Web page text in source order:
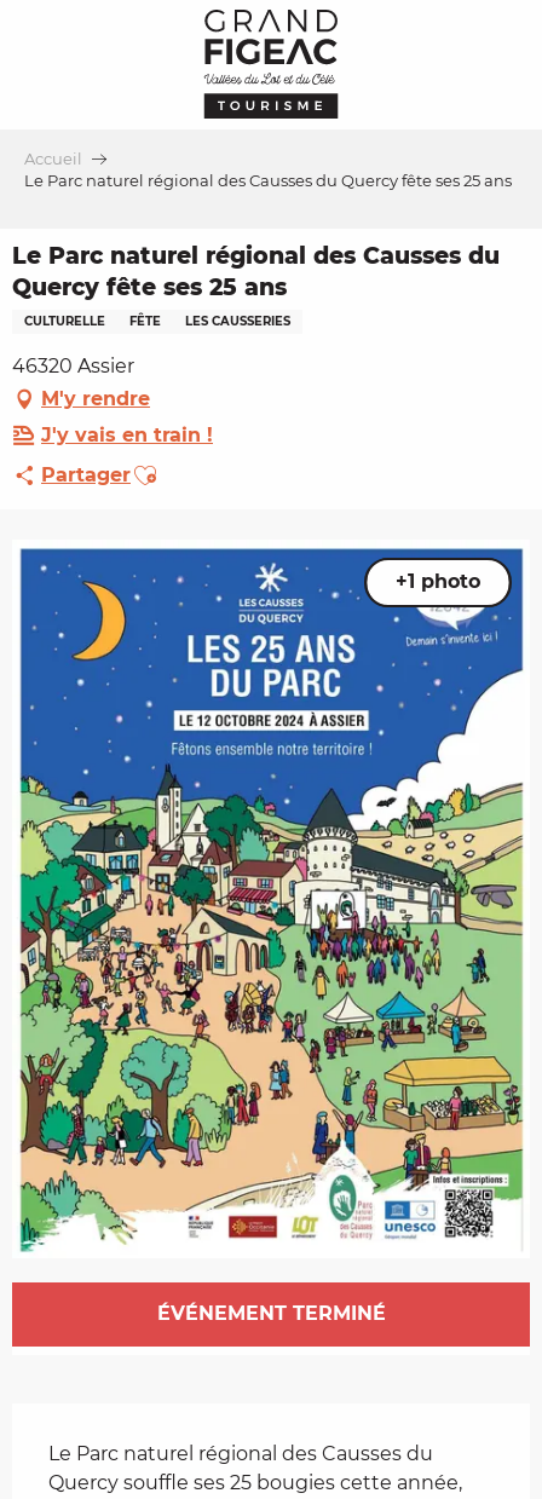
Accueil
Le Parc naturel régional des Causses du Quercy fête ses 25 ans
Le Parc naturel régional des Causses du
Quercy fête ses 25 ans
CULTURELLE FÊTE LES CAUSSERIES
46320 Assier
M'y rendre
J'y vais en train !
PartagerAjouter aux favoris
+1 photo
Ouverture et coordonnées
ÉVÉNEMENT TERMINÉ
Le Parc naturel régional des Causses du
Quercy souffle ses 25 bougies cette année,